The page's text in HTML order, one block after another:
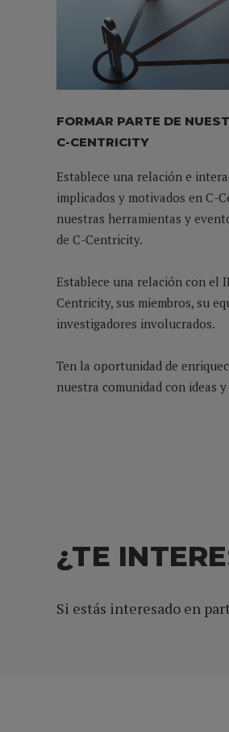
FORMAR PARTE DE
C-CENTRICITY
Establece una relación e
implicados y motivados en C-
nuestras herramientas y
de C-Centricity.
Establece una relación con el
Centricity, sus miembros, su
investigadores involucrados.
Ten la oportunidad de
nuestra comunidad con ideas
¿TE
Si estás interesado en